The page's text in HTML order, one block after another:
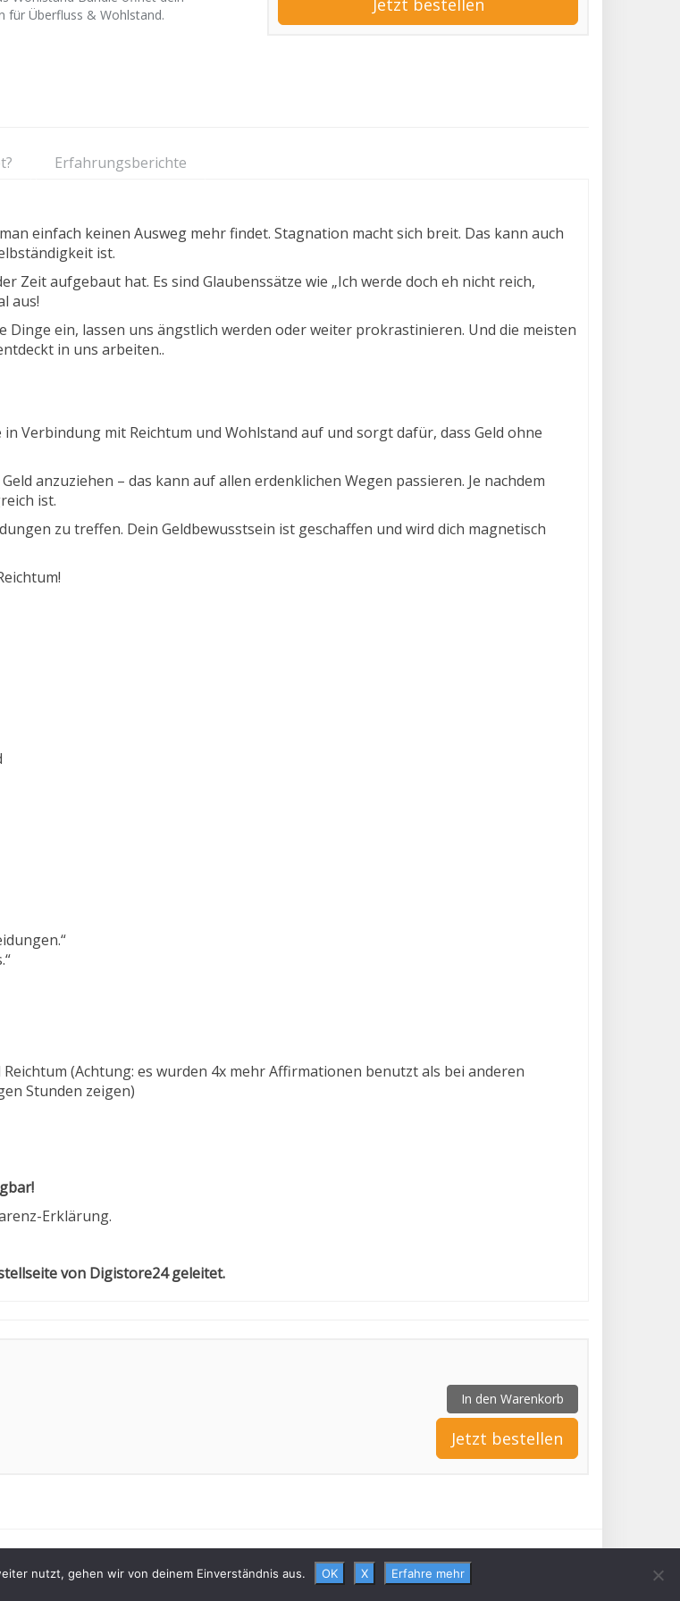
Jetzt bestellen
für Überfluss & Wohlstand.
Erfahrungsberichte
einfach keinen Ausweg mehr findet. Stagnation macht sich breit. Das kann auch
ist.
Zeit aufgebaut hat. Es sind Glaubenssätze wie „Ich werde doch eh nicht reich,
aus!
ein, lassen uns ängstlich werden oder weiter prokrastinieren. Und die meisten
in uns arbeiten..
Verbindung mit Reichtum und Wohlstand auf und sorgt dafür, dass Geld ohne
anzuziehen – das kann auf allen erdenklichen Wegen passieren. Je nachdem
ist.
zu treffen. Dein Geldbewusstsein ist geschaffen und wird dich magnetisch
(Achtung: es wurden 4x mehr Affirmationen benutzt als bei anderen
Stunden zeigen)
Erklärung.
von Digistore24 geleitet.
In den Warenkorb
Jetzt bestellen
Risiken und Nebenwirkungen
Newsletter FAQ Blog
nutzt, gehen wir von deinem Einverständnis aus. OK X Erfahre mehr